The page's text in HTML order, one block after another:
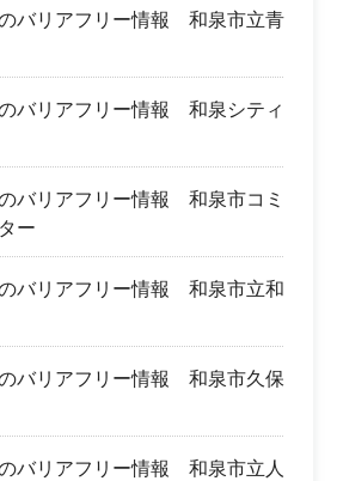
バリアフリー情報 和泉市立青
バリアフリー情報 和泉シティ
バリアフリー情報 和泉市コミ
ー
バリアフリー情報 和泉市立和
バリアフリー情報 和泉市久保
バリアフリー情報 和泉市立人